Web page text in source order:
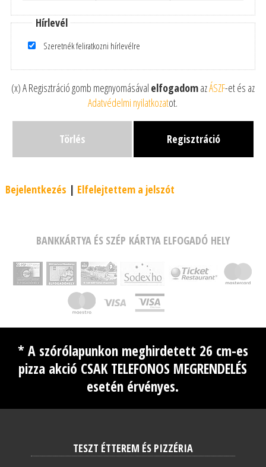
Hírlevél
Szeretnék feliratkozni hírlevélre
(x) A Regisztráció gomb megnyomásával elfogadomazÁSZF-et és az
Adatvédelmi nyilatkozatot.
Bejelentkezés | Elfelejtettem a jelszót
BANKKÁRTYA ÉS SZÉP KÁRTYA ELFOGADÓ HELY
* A szórólapunkon meghirdetett 26 cm-es
pizza akció CSAK TELEFONOS MEGRENDELÉS
esetén érvényes.
TESZT ÉTTEREM ÉS PIZZÉRIA